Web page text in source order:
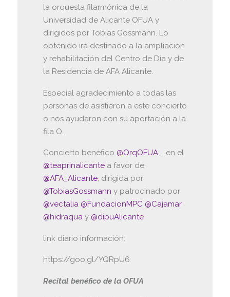
la orquesta filarmónica de la
Universidad de Alicante OFUA y
dirigidos por Tobias Gossmann. Lo
obtenido irá destinado a la ampliación
y rehabilitación del Centro de Día y de
la Residencia de AFA Alicante.
Especial agradecimiento a todas las
personas de asistieron a este concierto
o nos ayudaron con su aportación a la
fila O.
Concierto benéfico @OrqOFUA, en el
@teaprinalicantea favor de
@AFA_Alicante, dirigida por
@TobiasGossmann y patrocinado por
@vectalia @FundacionMPC @Cajamar
@hidraquay @dipuAlicante
link diario información:
https://goo.gl/YQRpU6
Recital benéfico de la OFUA